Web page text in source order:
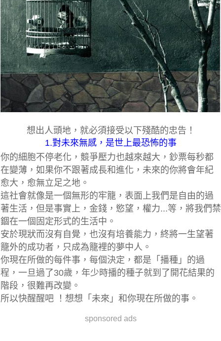
想出人頭地，就必須接受以下殘酷的忠告！
1.對未來無感，是世上最恐怖的事
你的細胞不停老化，競爭壓力也越來越大，鈔票每秒都
在變薄，如果你不跟著成長和進化，未來的你將會年紀
愈大，愈無立足之地。
這社會就像是一個無形的牢籠，表面上我們是自由的過
著生活，但是事實上，金錢，慾望，權力...等，將我們禁
錮在一個固定形式的生活中。
安於現狀而沒有自覺，也沒有培養能力，終將一生望著
籠外的成功者，只成為籠裡的夢中人。
你現在所做的每件事，每個決定，都是「播種」的過
程，一旦過了30歲，年少時播的種子就到了開花結果的
階段，很難再改變。
所以快醒醒吧 ！想想「未來」和你現在所做的事。
sponsored ads